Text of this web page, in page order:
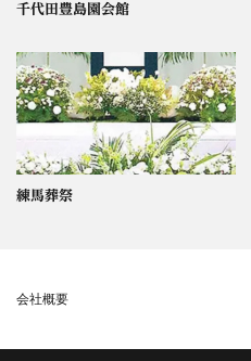
千代田豊島園会館
練馬葬祭
会社概要